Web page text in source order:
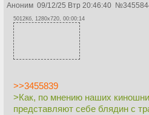
Аноним 09/12/25 Втр 20:46:40 №
5012Кб, 1280x720, 00:00:14
>>3455839
>Как, по мнению наших
представляют себе блядин с